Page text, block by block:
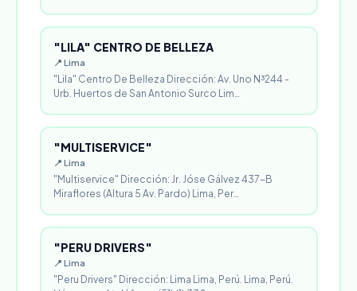
"LILA" CENTRO DE BELLEZA
📍 Lima
"Lila" Centro De Belleza Dirección: Av. Uno N³244 -
Urb. Huertos de San Antonio Surco Lim…
"MULTISERVICE"
📍 Lima
"Multiservice" Dirección: Jr. Jóse Gálvez 437-B
Miraflores (Altura 5 Av. Pardo) Lima, Per…
"PERU DRIVERS"
📍 Lima
"Peru Drivers" Dirección: Lima Lima, Perú. Lima, Perú.